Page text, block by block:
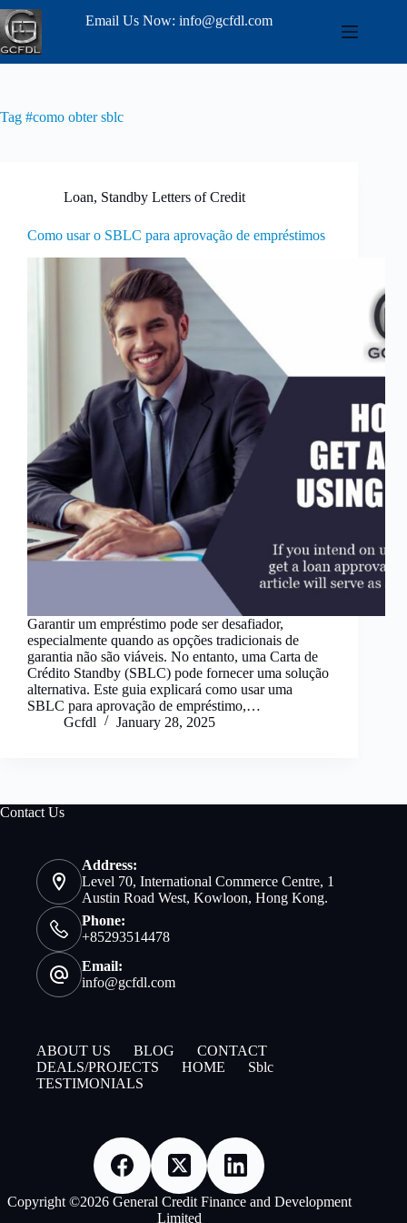
Email Us Now: info@gcfdl.com
Tag #como obter sblc
Loan, Standby Letters of Credit
Como usar o SBLC para aprovação de empréstimos
Garantir um empréstimo pode ser desafiador,
especialmente quando as opções tradicionais de
garantia não são viáveis. No entanto, uma Carta de
Crédito Standby (SBLC) pode fornecer uma solução
alternativa. Este guia explicará como usar uma
SBLC para aprovação de empréstimo,…
Gcfdl
January 28, 2025
Contact Us
Address:
Level 70, International Commerce Centre, 1
Austin Road West, Kowloon, Hong Kong.
Phone:
+85293514478
Email:
info@gcfdl.com
ABOUT US BLOG
CONTACT
DEALS/PROJECTS
HOME
Sblc
TESTIMONIALS
Copyright ©2026 General Credit Finance and Development
Limited